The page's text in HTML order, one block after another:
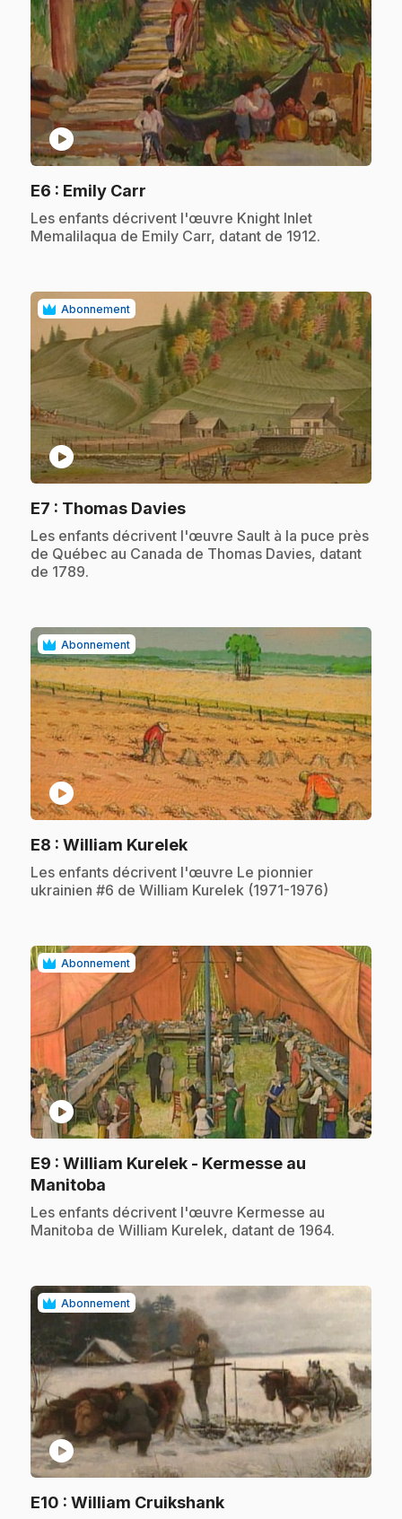
play_circle
E6 : Emily Carr
.Les enfants décrivent l'œuvre Knight Inlet
Memalilaqua de Emily Carr, datant de 1912.
Abonnement
play_circle
E7 : Thomas Davies.
.Les enfants décrivent l'œuvre Sault à la puce près
de Québec au Canada de Thomas Davies, datant
de 1789.
Abonnement
play_circle
E8 : William Kurelek.
.Les enfants décrivent l'œuvre Le pionnier
ukrainien #6 de William Kurelek (1971-1976)
Abonnement
play_circle
E9 : William Kurelek - Kermesse au
Manitoba
.Les enfants décrivent l'œuvre Kermesse au
Manitoba de William Kurelek, datant de 1964.
Abonnement
play_circle
E10 : William Cruikshank.